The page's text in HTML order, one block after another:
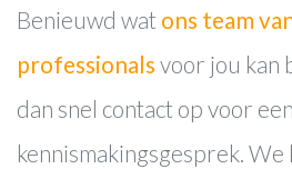
Benieuwd wat ons team
professionals voor jou kan
dan snel contact op voor een
kennismakingsgesprek. We